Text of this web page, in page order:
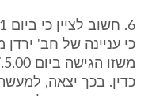
כי עניינה של חב'
כדין. בכך יצאה,